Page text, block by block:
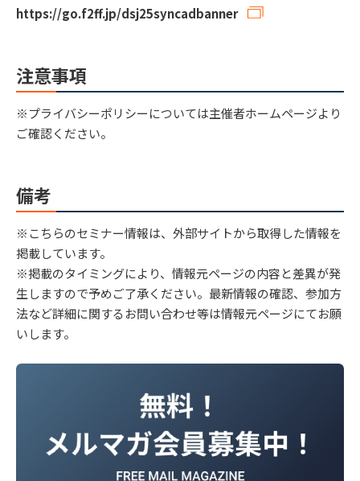
https://go.f2ff.jp/dsj25syncadbanner
注意事項
※プライバシーポリシーについては主催者ホームページより
ご確認ください。
備考
※こちらのセミナー情報は、外部サイトから取得した情報を
掲載しています。
※掲載のタイミングにより、情報元ページの内容と差異が発
生しますので予めご了承ください。最新情報の確認、参加方
法など詳細に関するお問い合わせ等は情報元ページにてお願
いします。